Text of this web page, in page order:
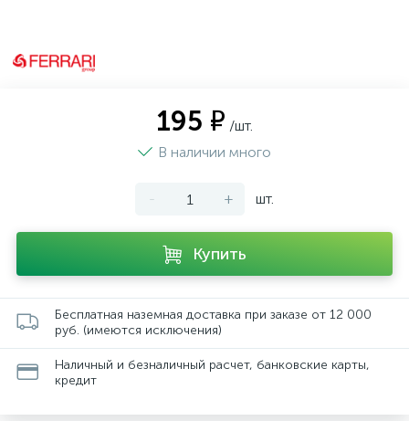
195 ₽ /шт.
В наличии много
- + шт.
Купить
Бесплатная наземная доставка при заказе от 12 000
руб. (имеются исключения)
Наличный и безналичный расчет, банковские карты,
кредит